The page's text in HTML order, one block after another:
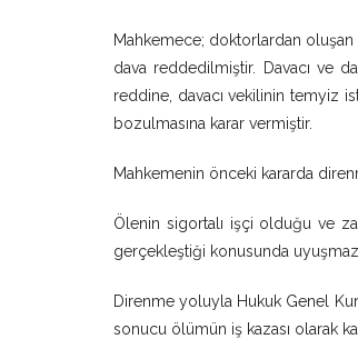
Mahkemece; doktorlardan oluşan
dava reddedilmiştir. Davacı ve
reddine, davacı vekilinin temyiz
bozulmasına karar vermiştir.
Mahkemenin önceki kararda
Ölenin sigortalı işçi olduğu ve
gerçekleştiği konusunda
Direnme yoluyla Hukuk Genel
sonucu ölümün iş kazası olarak